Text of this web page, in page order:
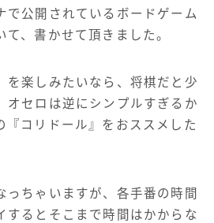
で公開されているボードゲーム
て、書かせて頂きました。
を楽しみたいなら、将棋だと少
オセロは逆にシンプルすぎるか
『コリドール』をおススメした
っちゃいますが、各手番の時間
するとそこまで時間はかからな